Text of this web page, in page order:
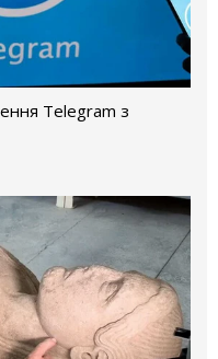
Telegram з